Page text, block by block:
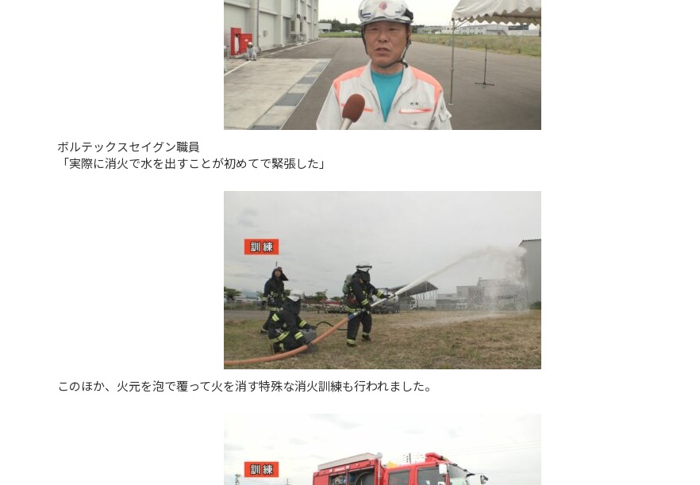
ボルテックスセイグン職員
「実際に消火で水を出すことが初めてで緊張した」
このほか、火元を泡で覆って火を消す特殊な消火訓練も行われました。